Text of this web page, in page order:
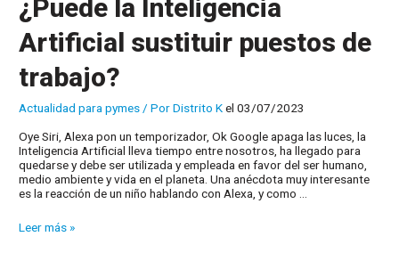
¿Puede la Inteligencia
Artificial sustituir puestos de
trabajo?
Actualidad para pymes/ PorDistrito Kel 03/07/2023
Oye Siri, Alexa pon un temporizador, Ok Google apaga las luces, la
Inteligencia Artificial lleva tiempo entre nosotros, ha llegado para
quedarse y debe ser utilizada y empleada en favor del ser humano,
medio ambiente y vida en el planeta. Una anécdota muy interesante
es la reacción de un niño hablando con Alexa, y como …
¿Puede
Leer más »